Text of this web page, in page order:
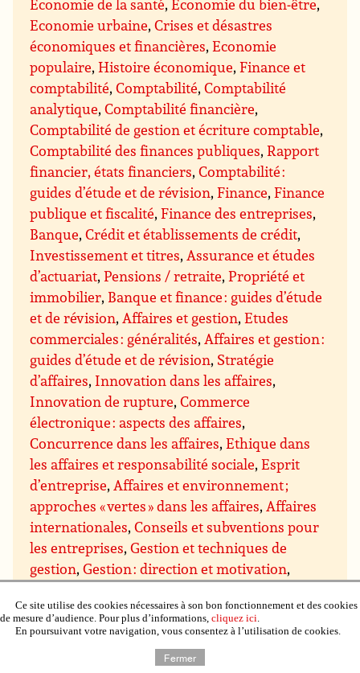
Economie de la santé,Economie du bien-être,
Economie urbaine,Crises et désastres
économiques et financières,Economie
populaire,Histoire économique,Finance et
comptabilité,Comptabilité,Comptabilité
analytique,Comptabilité financière,
Comptabilité de gestion et écriture comptable,
Comptabilité des finances publiques,Rapport
financier, états financiers,Comptabilité :
guides d’étude et de révision,Finance,Finance
publique et fiscalité,Finance des entreprises,
Banque,Crédit et établissements de crédit,
Investissement et titres,Assurance et études
d’actuariat,Pensions / retraite,Propriété et
immobilier, Banque et finance : guides d’étude
et de révision,Affaires et gestion,Etudes
commerciales : généralités,Affaires et gestion :
guides d’étude et de révision, Stratégie
d’affaires, Innovation dans les affaires,
Innovation de rupture,Commerce
électronique : aspects des affaires,
Concurrence dans les affaires,Ethique dans
les affaires et responsabilité sociale,Esprit
d’entreprise,Affaires et environnement ;
approches « vertes » dans les affaires,Affaires
internationales,Conseils et subventions pour
les entreprises,Gestion et techniques de
gestion,Gestion : direction et motivation,
savoir,Gestion des projets,Assurance qualité
et qualité totale,Gestion du temps,Gestion de
domaines particuliers,Gestion budgétaire et
Ce site utilise des cookies nécessaires à son bon fonctionnement et des cookies
de mesure d’audience. Pour plus d’informations, cliquez ici.
En poursuivant votre navigation, vous consentez à l’utilisation de cookies.
Fermer